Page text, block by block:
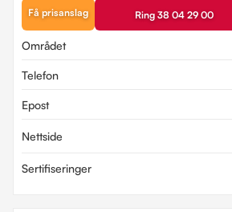
Få prisanslag Ring 38 04 29 00
Området
Telefon
Epost
Nettside
Sertifiseringer